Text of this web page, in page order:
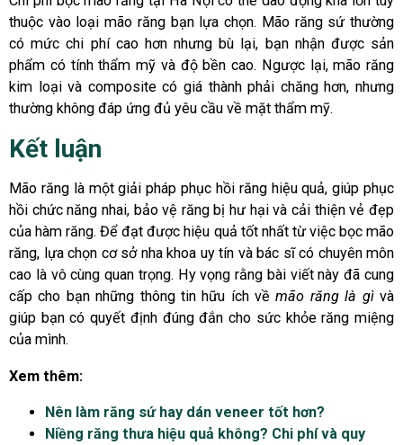
thuộc vào loại mão răng bạn lựa chọn. Mão răng sứ thường
có mức chi phí cao hơn nhưng bù lại, bạn nhận được sản
phẩm có tính thẩm mỹ và độ bền cao. Ngược lại, mão răng
kim loại và composite có giá thành phải chăng hơn, nhưng
thường không đáp ứng đủ yêu cầu về mặt thẩm mỹ.
Kết luận
Mão răng là một giải pháp phục hồi răng hiệu quả, giúp phục
hồi chức năng nhai, bảo vệ răng bị hư hại và cải thiện vẻ đẹp
của hàm răng. Để đạt được hiệu quả tốt nhất từ việc bọc mão
răng, lựa chọn cơ sở nha khoa uy tín và bác sĩ có chuyên môn
cao là vô cùng quan trọng. Hy vọng rằng bài viết này đã cung
cấp cho bạn những thông tin hữu ích vềmão răng là gìvà
giúp bạn có quyết định đúng đắn cho sức khỏe răng miệng
của mình.
Xem thêm:
Nên làm răng sứ hay dán veneer tốt hơn?
Niềng răng thưa hiệu quả không? Chi phí và quy